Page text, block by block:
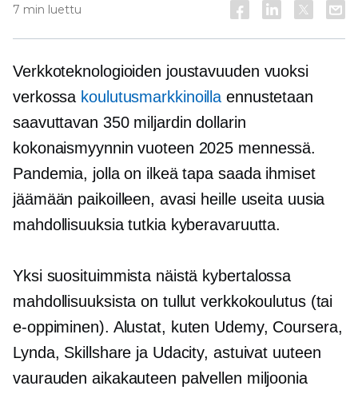
7 min luettu
Verkkoteknologioiden joustavuuden vuoksi
verkossa koulutusmarkkinoilla ennustetaan
saavuttavan 350 miljardin dollarin
kokonaismyynnin vuoteen 2025 mennessä.
Pandemia, jolla on ilkeä tapa saada ihmiset
jäämään paikoilleen, avasi heille useita uusia
mahdollisuuksia tutkia kyberavaruutta.
Yksi suosituimmista näistä kybertalossa
mahdollisuuksista on tullut verkkokoulutus (tai
e-oppiminen). Alustat, kuten Udemy, Coursera,
Lynda, Skillshare ja Udacity, astuivat uuteen
vaurauden aikakauteen palvellen miljoonia